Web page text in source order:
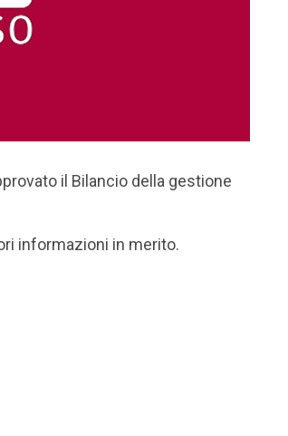
il Bilancio della gestione
informazioni in merito.